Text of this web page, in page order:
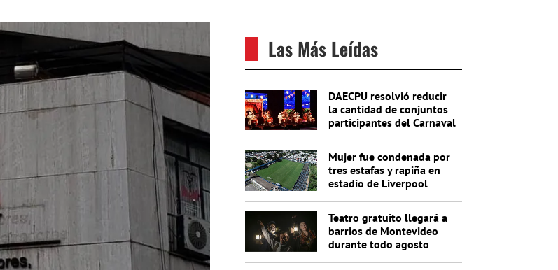
Las Más Leídas
DAECPU resolvió reducir
la cantidad de conjuntos
participantes del Carnaval
Mujer fue condenada por
tres estafas y rapiña en
estadio de Liverpool
Teatro gratuito llegará a
barrios de Montevideo
durante todo agosto